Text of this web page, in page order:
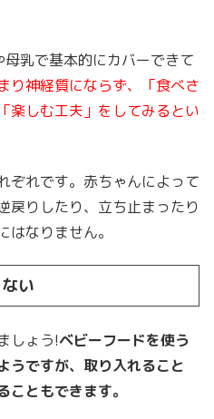
乳で基本的にカバーできて
り神経質にならず、「食べさ
楽しむ工夫」をしてみるとい
ぞれです。赤ちゃんによって
戻りしたり、立ち止まったり
はなりません。
い
しょう!ベビーフードを使う
うですが、取り入れること
ともできます。